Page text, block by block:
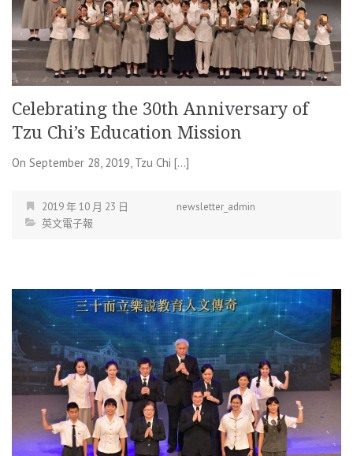
Celebrating the 30th Anniversary of
Tzu Chi’s Education Mission
On September 28, 2019, Tzu Chi […]
2019 年 10 月 23 日
newsletter_admin
英文電子報